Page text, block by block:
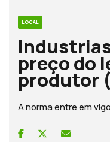
LOCAL
preço do
produtor
A norma entre em